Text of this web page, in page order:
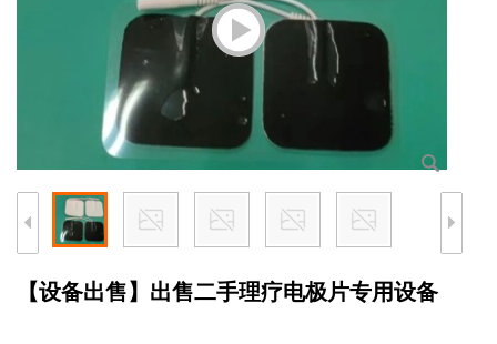
【设备出售】出售二手理疗电极片专用设备